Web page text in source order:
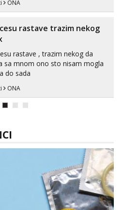
traži mušku osobu
u Zagrebu
sam Laura 27 g i uvijek
i namirisana sam i top higijena
i klimatiziran prostor Trazim
i gutanje sperme Erotsko rublje
uvijek Lizati me mozes i ljubiti po
traži mušku osobu